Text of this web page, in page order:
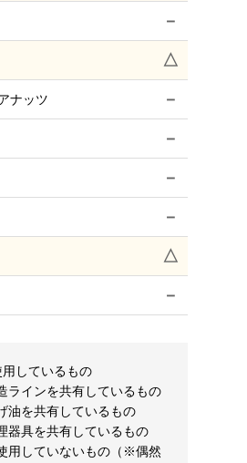
－
△
ナッツ －
－
－
－
△
－
用しているもの
ラインを共有しているもの
油を共有しているもの
器具を共有しているもの
用していないもの（※偶然